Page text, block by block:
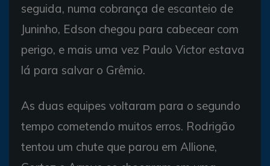
seguida, numa cobrança de escanteio de
Juninho, Edson chegou para cabecear com
perigo, e mais uma vez Paulo Victor estava
lá para salvar o Grêmio.
As duas equipes voltaram para o segundo
tempo cometendo muitos erros. Rodrigão
tentou um chute que parou em Allione,